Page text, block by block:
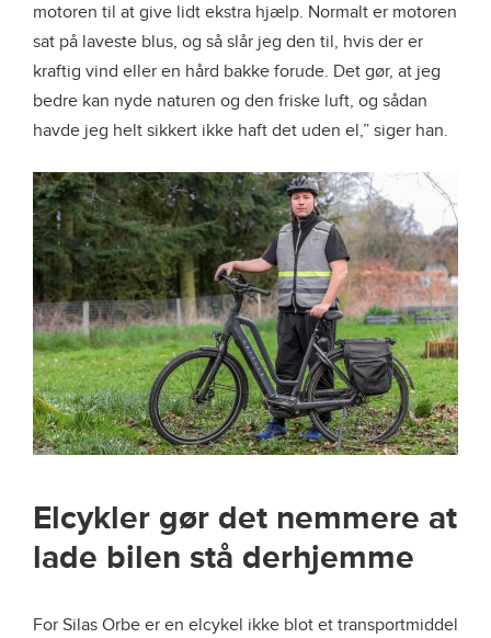
motoren til at give lidt ekstra hjælp. Normalt er motoren
sat på laveste blus, og så slår jeg den til, hvis der er
kraftig vind eller en hård bakke forude. Det gør, at jeg
bedre kan nyde naturen og den friske luft, og sådan
havde jeg helt sikkert ikke haft det uden el,” siger han.
Elcykler gør det nemmere at
lade bilen stå derhjemme
For Silas Orbe er en elcykel ikke blot et transportmiddel